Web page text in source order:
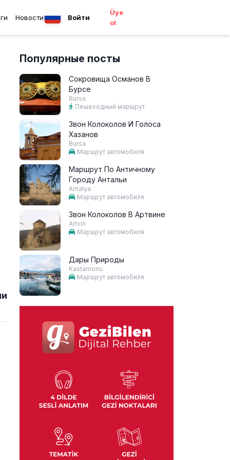
Новости Войти
Üye
ol
Популярные посты
Сокровища Османов В
Бурсе
Bursa
Пешеходный маршрут
Звон Колоколов И Голоса
Хазанов
Bursa
Маршрут автомобиля
Маршрут По Античному
Городу Антальи
Antalya
Маршрут автомобиля
Звон Колоколов В Артвине
Artvin
Маршрут автомобиля
Дары Природы
Kastamonu
Маршрут автомобиля